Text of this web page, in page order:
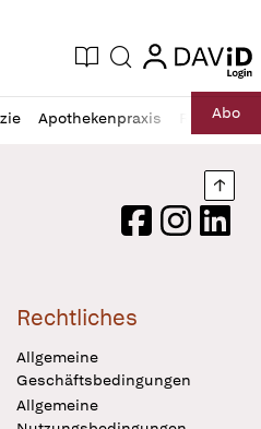
Zeitung
Aktuelle Ausgabe
Suche login
login
Apothekenpraxis RechtAbo
Logo
FacebookInstagram
Rechtliches
Allgemeine
Geschäftsbedingungen
Allgemeine